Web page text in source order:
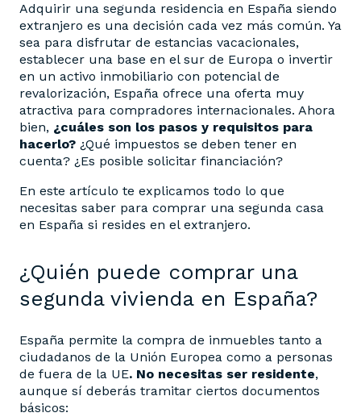
Adquirir una segunda residencia en España siendo
extranjero es una decisión cada vez más común. Ya
sea para disfrutar de estancias vacacionales,
establecer una base en el sur de Europa o invertir
en un activo inmobiliario con potencial de
revalorización, España ofrece una oferta muy
atractiva para compradores internacionales. Ahora
bien, ¿cuáles son los pasos y requisitos para
hacerlo? ¿Qué impuestos se deben tener en
cuenta? ¿Es posible solicitar financiación?
En este artículo te explicamos todo lo que
necesitas saber para comprar una segunda casa
en España si resides en el extranjero.
¿Quién puede comprar una
segunda vivienda en España?
España permite la compra de inmuebles tanto a
ciudadanos de la Unión Europea como a personas
de fuera de la UE. No necesitas ser residente,
aunque sí deberás tramitar ciertos documentos
básicos: